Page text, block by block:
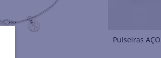
Pulseiras AÇO